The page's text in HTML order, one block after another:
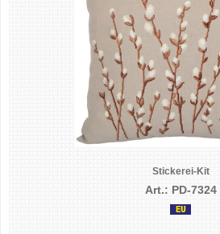
Stickerei-Kit
Art.: PD-7324